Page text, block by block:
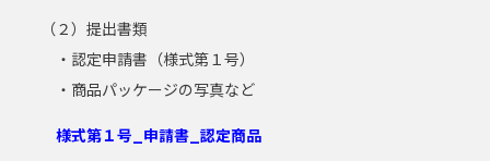
（２）提出書類
・認定申請書（様式第１号）
・商品パッケージの写真など
様式第１号_申請書_認定商品